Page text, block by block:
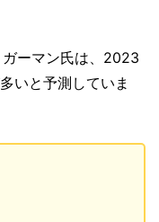
ーマン氏は、2023
いと予測していま